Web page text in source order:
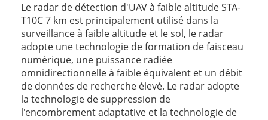
Le radar de détection d'UAV à faible altitude STA-
T10C 7 km est principalement utilisé dans la
surveillance à faible altitude et le sol, le radar
adopte une technologie de formation de faisceau
numérique, une puissance radiée
omnidirectionnelle à faible équivalent et un débit
de données de recherche élevé. Le radar adopte
la technologie de suppression de
l'encombrement adaptative et la technologie de